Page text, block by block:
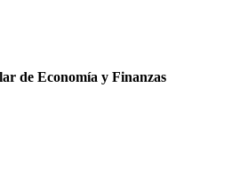
de Economía y Finanzas